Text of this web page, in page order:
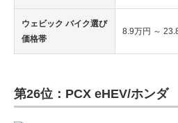
ウェビック バイク選び
価格帯
8.9万円 ～
第26位：PCX eHEV/ホンダ